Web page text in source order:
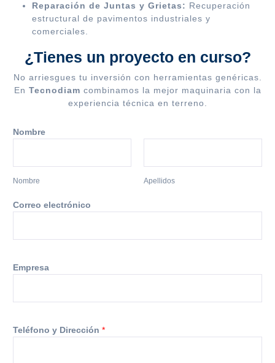
Reparación de Juntas y Grietas: Recuperación
estructural de pavimentos industriales y
comerciales.
¿Tienes un proyecto en curso?
No arriesgues tu inversión con herramientas genéricas.
En Tecnodiam combinamos la mejor maquinaria con la
experiencia técnica en terreno.
c
t
i
a
o
i
ó
Nombre
Nombre Apellidos
Correo electrónico
Empresa
Teléfono y Dirección *